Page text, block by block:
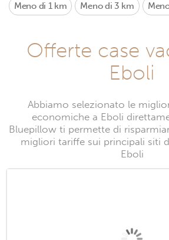
Meno di 1 km Meno di 3 km
Offerte case
Eboli
Abbiamo selezionato le
economiche a Eboli
Bluepillow ti permette di
migliori tariffe sui principali siti
Eboli